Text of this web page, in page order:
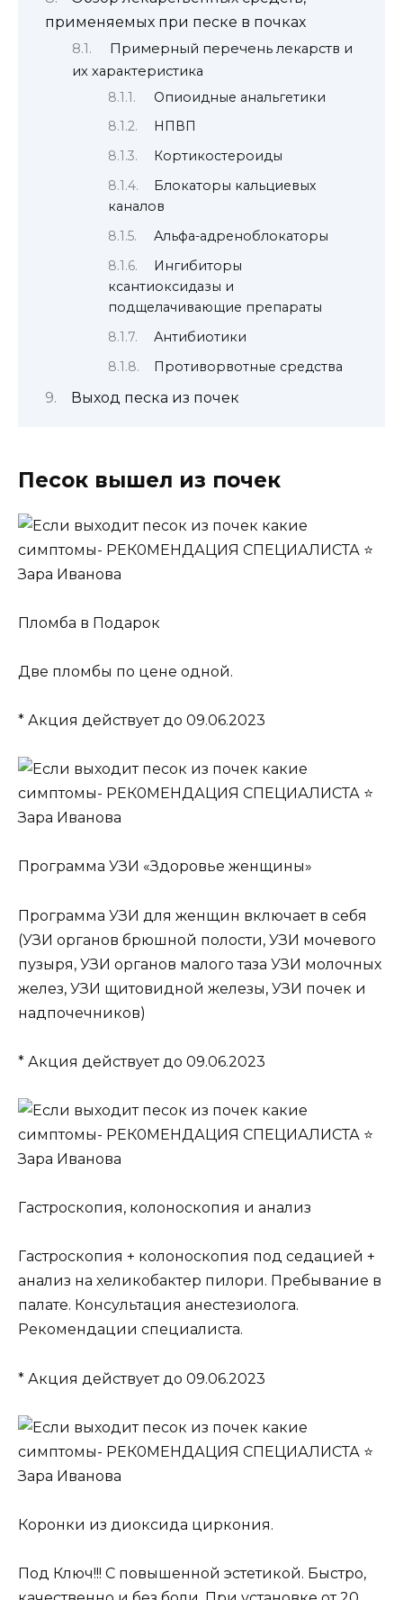
применяемых при песке в почках
Примерный перечень лекарств и
их характеристика
Опиоидные анальгетики
НПВП
Кортикостероиды
Блокаторы кальциевых
каналов
Альфа-адреноблокаторы
Ингибиторы
ксантиоксидазы и
подщелачивающие препараты
Антибиотики
Противорвотные средства
Выход песка из почек
Песок вышел из почек
Пломба в Подарок
Две пломбы по цене одной.
* Акция действует до 09.06.2023
Программа УЗИ «Здоровье женщины»
Программа УЗИ для женщин включает в себя
(УЗИ органов брюшной полости, УЗИ мочевого
пузыря, УЗИ органов малого таза УЗИ молочных
желез, УЗИ щитовидной железы, УЗИ почек и
надпочечников)
* Акция действует до 09.06.2023
Гастроскопия, колоноскопия и анализ
Гастроскопия + колоноскопия под седацией +
анализ на хеликобактер пилори. Пребывание в
палате. Консультация анестезиолога.
Рекомендации специалиста.
* Акция действует до 09.06.2023
Коронки из диоксида циркония.
Под Ключ!!! С повышенной эстетикой. Быстро,